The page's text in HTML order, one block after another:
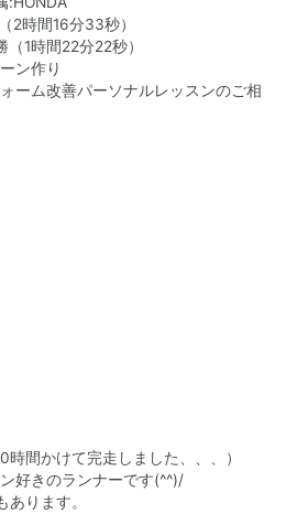
2時間16分33秒）
1時間22分22秒）
ン作り
ーム改善パーソナルレッスンのご相
間かけて完走しました、、、）
好きのランナーです(^^)/
ります。